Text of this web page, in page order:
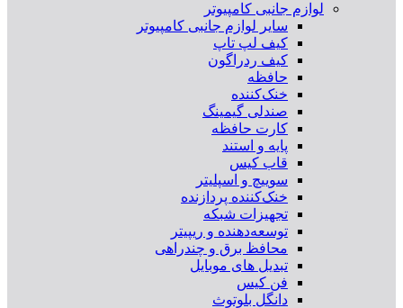
لوازم جانبی کامپیوتر
سایر لوازم جانبی کامپیوتر
کیف لپ تاپ
کیف ردراگون
حافظه
خنک‌کننده
صندلی گیمینگ
کارت حافظه
پایه و استند
قاب کیس
سوییچ و اسپلیتر
خنک‌کننده پردازنده
تجهیزات شبکه
توسعه‌دهنده و ریپیتر
محافظ برق و چندراهی
تبدیل های موبایل
فن کیس
دانگل بلوتوث